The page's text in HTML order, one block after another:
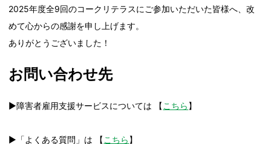
2025年度全9回のコークリテラスにご参加いただいた皆様へ、改
めて心からの感謝を申し上げます。
ありがとうございました！
お問い合わせ先
▶障害者雇用支援サービスについては 【 こちら 】
▶「よくある質問」は 【 こちら 】